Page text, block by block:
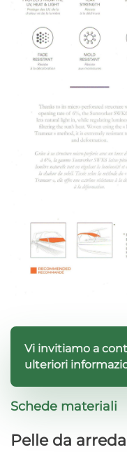
Vi invitiamo a
ulteriori
Schede materiali
Pelle da